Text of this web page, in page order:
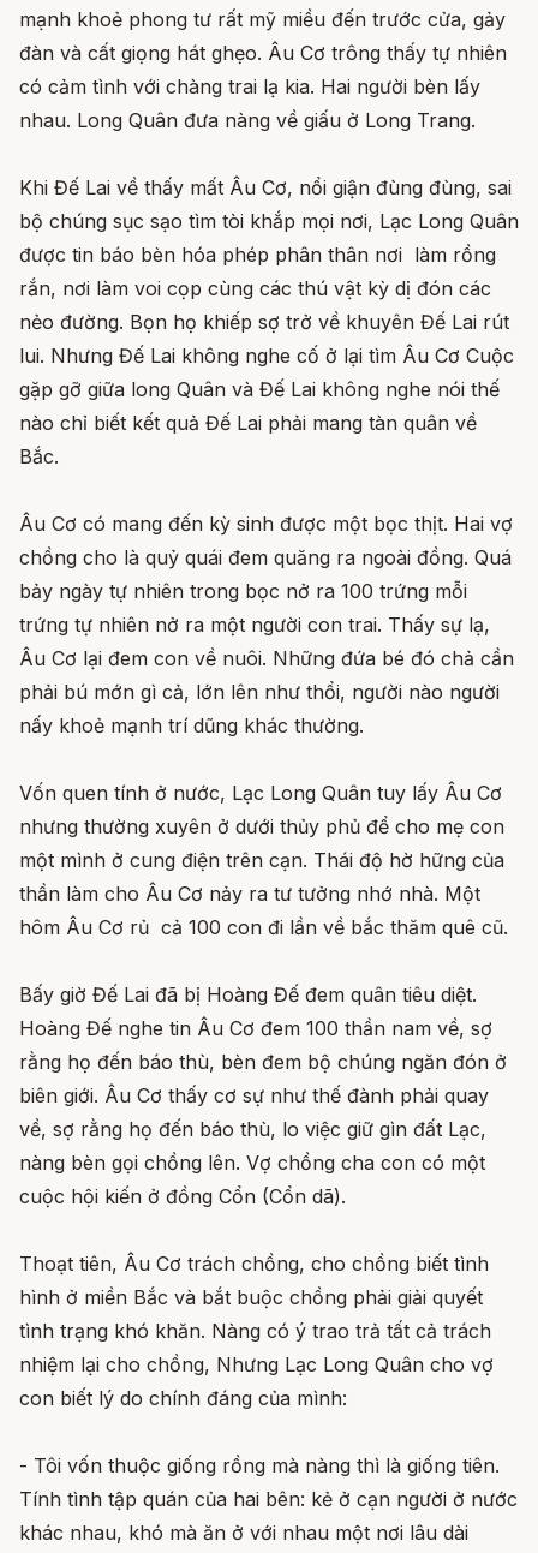
mạnh khoẻ phong tư rất mỹ miều đến trước cửa, gảy
đàn và cất giọng hát ghẹo. Âu Cơ trông thấy tự nhiên
có cảm tình với chàng trai lạ kia. Hai người bèn lấy
nhau. Long Quân đưa nàng về giấu ở Long Trang.
Khi Đế Lai về thấy mất Âu Cơ, nổi giận đùng đùng, sai
bộ chúng sục sạo tìm tòi khắp mọi nơi, Lạc Long Quân
được tin báo bèn hóa phép phân thân nơi làm rồng
rắn, nơi làm voi cọp cùng các thú vật kỳ dị đón các
nẻo đường. Bọn họ khiếp sợ trở về khuyên Đế Lai rút
lui. Nhưng Đế Lai không nghe cố ở lại tìm Âu Cơ Cuộc
gặp gỡ giữa long Quân và Đế Lai không nghe nói thế
nào chỉ biết kết quả Đế Lai phải mang tàn quân về
Bắc.
Âu Cơ có mang đến kỳ sinh được một bọc thịt. Hai vợ
chồng cho là quỷ quái đem quăng ra ngoài đồng. Quá
bảy ngày tự nhiên trong bọc nở ra 100 trứng mỗi
trứng tự nhiên nở ra một người con trai. Thấy sự lạ,
Âu Cơ lại đem con về nuôi. Những đứa bé đó chả cần
phải bú mớn gì cả, lớn lên như thổi, người nào người
nấy khoẻ mạnh trí dũng khác thường.
Vốn quen tính ở nước, Lạc Long Quân tuy lấy Âu Cơ
nhưng thường xuyên ở dưới thủy phủ để cho mẹ con
một mình ở cung điện trên cạn. Thái độ hờ hững của
thần làm cho Âu Cơ nảy ra tư tưởng nhớ nhà. Một
hôm Âu Cơ rủ cả 100 con đi lần về bắc thăm quê cũ.
Bấy giờ Đế Lai đã bị Hoàng Đế đem quân tiêu diệt.
Hoàng Đế nghe tin Âu Cơ đem 100 thần nam về, sợ
rằng họ đến báo thù, bèn đem bộ chúng ngăn đón ở
biên giới. Âu Cơ thấy cơ sự như thế đành phải quay
về, sợ rằng họ đến báo thù, lo việc giữ gìn đất Lạc,
nàng bèn gọi chồng lên. Vợ chồng cha con có một
cuộc hội kiến ở đồng Cổn (Cổn dã).
Thoạt tiên, Âu Cơ trách chồng, cho chồng biết tình
hình ở miền Bắc và bắt buộc chồng phải giải quyết
tình trạng khó khăn. Nàng có ý trao trả tất cả trách
nhiệm lại cho chồng, Nhưng Lạc Long Quân cho vợ
con biết lý do chính đáng của mình:
- Tôi vốn thuộc giống rồng mà nàng thì là giống tiên.
Tính tình tập quán của hai bên: kẻ ở cạn người ở nước
khác nhau, khó mà ăn ở với nhau một nơi lâu dài